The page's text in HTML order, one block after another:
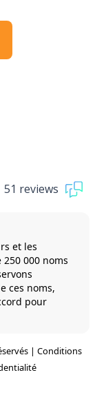
51 reviews
et les
000 noms
ces noms,
pour
| Conditions